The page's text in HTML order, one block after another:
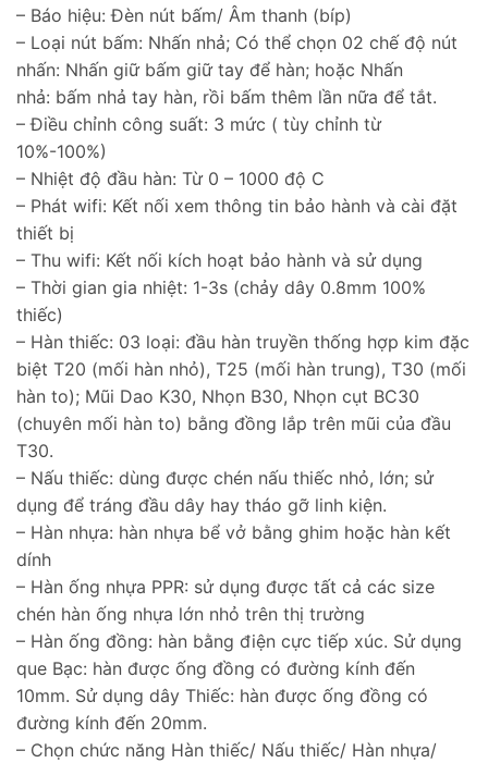
– Báo hiệu: Đèn nút bấm/ Âm thanh (bíp)
– Loại nút bấm: Nhấn nhả; Có thể chọn 02 chế độ nút
nhấn: Nhấn giữ bấm giữ tay để hàn; hoặc Nhấn
nhả: bấm nhả tay hàn, rồi bấm thêm lần nữa để tắt.
– Điều chỉnh công suất: 3 mức ( tùy chỉnh từ
10%-100%)
– Nhiệt độ đầu hàn: Từ 0 – 1000 độ C
– Phát wifi: Kết nối xem thông tin bảo hành và cài đặt
thiết bị
– Thu wifi: Kết nối kích hoạt bảo hành và sử dụng
– Thời gian gia nhiệt: 1-3s (chảy dây 0.8mm 100%
thiếc)
– Hàn thiếc: 03 loại: đầu hàn truyền thống hợp kim đặc
biệt T20 (mối hàn nhỏ), T25 (mối hàn trung), T30 (mối
hàn to); Mũi Dao K30, Nhọn B30, Nhọn cụt BC30
(chuyên mối hàn to) bằng đồng lắp trên mũi của đầu
T30.
– Nấu thiếc: dùng được chén nấu thiếc nhỏ, lớn; sử
dụng để tráng đầu dây hay tháo gỡ linh kiện.
– Hàn nhựa: hàn nhựa bể vở bằng ghim hoặc hàn kết
dính
– Hàn ống nhựa PPR: sử dụng được tất cả các size
chén hàn ống nhựa lớn nhỏ trên thị trường
– Hàn ống đồng: hàn bằng điện cực tiếp xúc. Sử dụng
que Bạc: hàn được ống đồng có đường kính đến
10mm. Sử dụng dây Thiếc: hàn được ống đồng có
đường kính đến 20mm.
– Chọn chức năng Hàn thiếc/ Nấu thiếc/ Hàn nhựa/